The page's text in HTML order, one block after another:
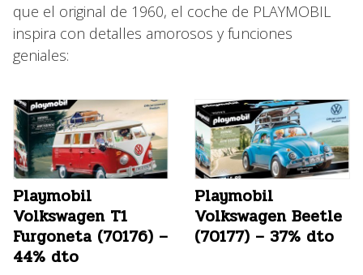
que el original de 1960, el coche de PLAYMOBIL
inspira con detalles amorosos y funciones
geniales:
Playmobil
Volkswagen T1
Furgoneta (70176) –
44% dto
Playmobil
Volkswagen Beetle
(70177) – 37% dto